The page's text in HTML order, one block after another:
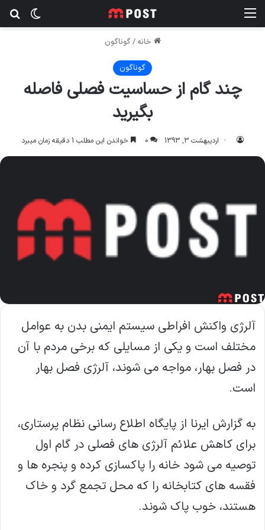
تغییر
خانه /گوناگون
گوناگون
چند گام از حساسیت فصلی فاصله
بگیرید
اردیبهشت 3, 1393 0 خواندن این مطلب 1 دقیقه زمان میبرد
آلرژی واکنش افراطی سیستم ایمنی بدن به عوامل
مختلف است و یکی از مسایلی که برخی مردم با آن
در فصل بهار، مواجه می شوند، آلرژی فصل بهار
است.
به گزارش ایرنا از پایگاه اطلاع رسانی نظام پرستاری،
برای کاهش علائم آلرژی های فصلی در گام اول
توصیه می شود خانه را پاکسازی کرده و پنجره ها و
فقسه های کتابخانه را که محل تجمع گرد و خاک
هستند، خوب پاک شوند.